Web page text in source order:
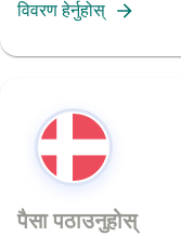
विवरण हेर्नुहोस्
पैसा पठाउनुहोस्